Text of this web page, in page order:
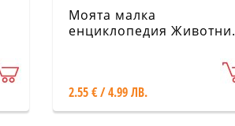
Моята малка
енциклопедия Животни.
2.55 € / 4.99 ЛВ.